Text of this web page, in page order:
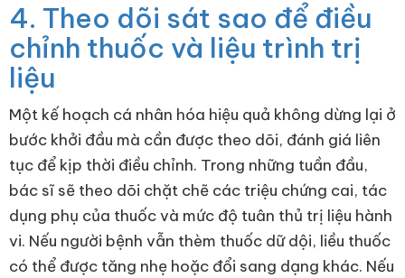
4. Theo dõi sát sao để điều
chỉnh thuốc và liệu trình trị
liệu
Một kế hoạch cá nhân hóa hiệu quả không dừng lại ở
bước khởi đầu mà cần được theo dõi, đánh giá liên
tục để kịp thời điều chỉnh. Trong những tuần đầu,
bác sĩ sẽ theo dõi chặt chẽ các triệu chứng cai, tác
dụng phụ của thuốc và mức độ tuân thủ trị liệu hành
vi. Nếu người bệnh vẫn thèm thuốc dữ dội, liều thuốc
có thể được tăng nhẹ hoặc đổi sang dạng khác. Nếu